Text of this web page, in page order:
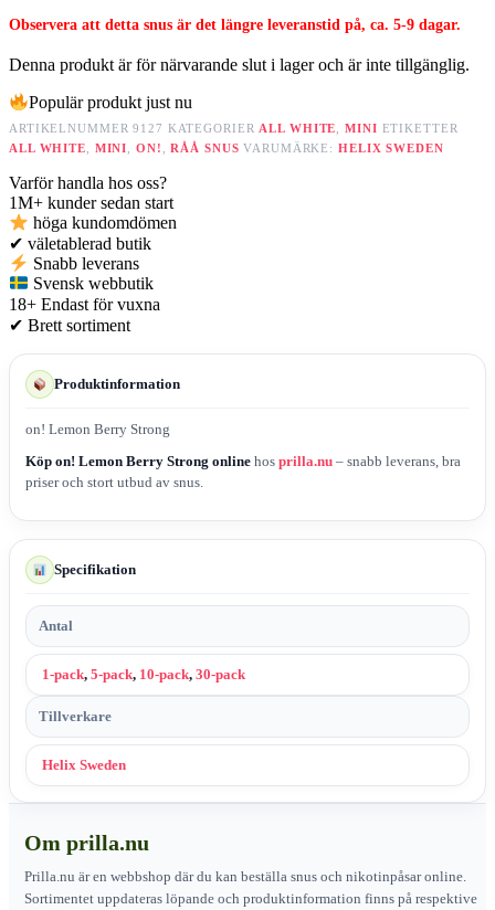
Observera att detta snus är det längre leveranstid på, ca. 5-9 dagar.
Denna produkt är för närvarande slut i lager och är inte tillgänglig.
Populär produkt just nu
ARTIKELNUMMER9127 KATEGORIER ALL WHITE ,MINI ETIKETTER
ALL WHITE
MINI ON! ,RÅÅ SNUS VARUMÄRKE:HELIX SWEDEN
Varför handla hos oss?
1M+ kunder sedan start
höga kundomdömen
✔ väletablerad butik
Snabb leverans
Svensk webbutik
18+ Endast för vuxna
✔ Brett sortiment
Produktinformation
on! Lemon Berry Strong
Köp on! Lemon Berry Strong online hos prilla.nu – snabb leverans, bra
priser och stort utbud av snus.
Specifikation
Antal
1-pack, 5-pack, 10-pack, 30-pack
Tillverkare
Helix Sweden
Om prilla.nu
Prilla.nu är en webbshop där du kan beställa snus och nikotinpåsar online.
Sortimentet uppdateras löpande och produktinformation finns på respektive